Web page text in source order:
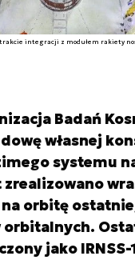
trakcie integracji z modułem rakiety
Badań
własnej
systemu
zrealizowano
orbitę
jako IRNSS-